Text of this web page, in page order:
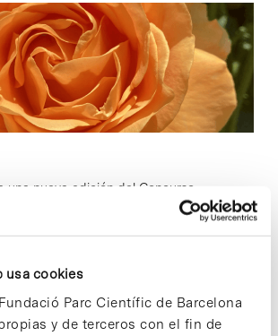
usa cookies
Parc Científic de Barcelona
y de terceros con el fin de
una nueva edición del Concurso
Nuevas. El certamen, que empezará
coincide con la primera floración de las